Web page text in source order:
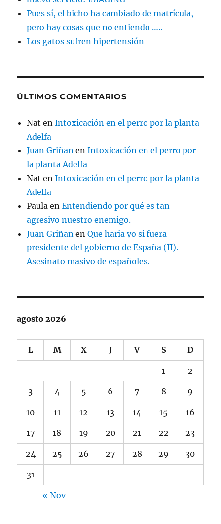
Pues sí, el bicho ha cambiado de matrícula,
pero hay cosas que no entiendo …..
Los gatos sufren hipertensión
ÚLTIMOS COMENTARIOS
Nat enIntoxicación en el perro por la planta
Adelfa
Juan Griñan enIntoxicación en el perro por
la planta Adelfa
Nat enIntoxicación en el perro por la planta
Adelfa
Paula enEntendiendo por qué es tan
agresivo nuestro enemigo.
Juan Griñan enQue haria yo si fuera
presidente del gobierno de España (II).
Asesinato masivo de españoles.
agosto 2026
L M X J V S D
1 2
3 4 5 6 7 8 9
10 11 12 13 14 15 16
17 18 19 20 21 22 23
24 25 26 27 28 29 30
31
« Nov